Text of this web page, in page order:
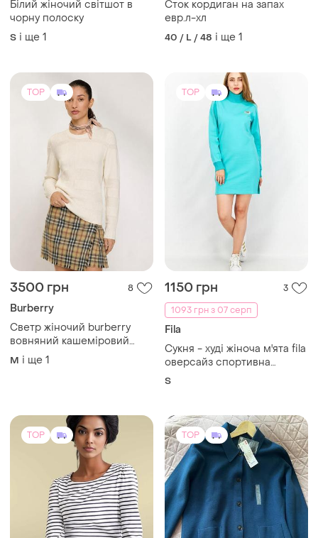
Білий жіночий світшот в
чорну полоску
S і ще 1
Сток кордиган на запах
евр.л-хл
40 / L / 48 і ще 1
TOP
3500 грн 8
Burberry
Светр жіночий burberry
вовняний кашеміровий
білий унісекс чоловічий
джемпер вовна кашемір m l
M і ще 1
TOP
1150 грн
3
1093 грн з 07 серп
Fila
Сукня - худі жіноча м'ята fila
оверсайз спортивна
трикотажна з коміром
S
TOP TOP